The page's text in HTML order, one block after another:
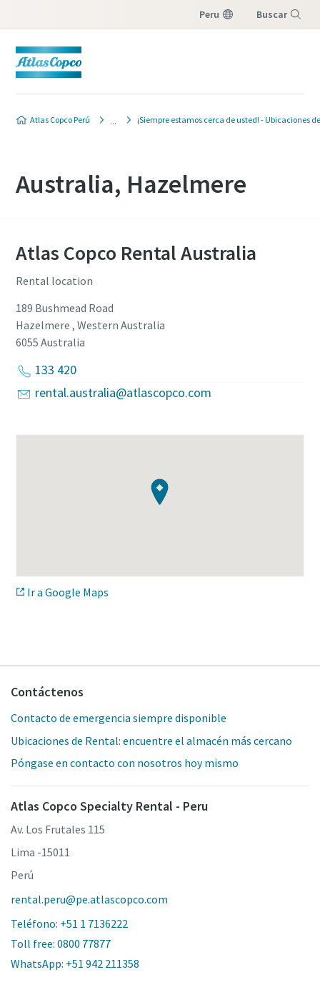
Peru Buscar
Atlas Copco Perú ¡Siempre estamos cerca de usted! - Ubicaciones
Australia, Hazelmere
Atlas Copco Rental Australia
Rental location
189 Bushmead Road
Hazelmere , Western Australia
6055 Australia
133 420
rental.australia@atlascopco.com
Ir a Google Maps
Contáctenos
Contacto de emergencia siempre disponible
Ubicaciones de Rental: encuentre el almacén más cercano
Póngase en contacto con nosotros hoy mismo
Atlas Copco Specialty Rental - Peru
Av. Los Frutales 115
Lima -15011
Perú
rental.peru@pe.atlascopco.com
Teléfono: +51 1 7136222
Toll free: 0800 77877
WhatsApp: +51 942 211358